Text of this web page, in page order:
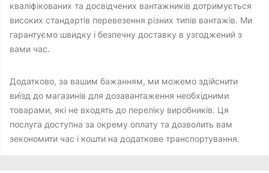
кваліфікованих та досвідчених вантажників дотримується
високих стандартів перевезення різних типів вантажів. Ми
гарантуємо швидку і безпечну доставку в узгоджений з
вами час.
Додатково, за вашим бажанням, ми можемо здійснити
виїзд до магазинів для дозавантаження необхідними
товарами, які не входять до переліку виробників. Ця
послуга доступна за окрему оплату та дозволить вам
зекономити час і кошти на додаткове транспортування.